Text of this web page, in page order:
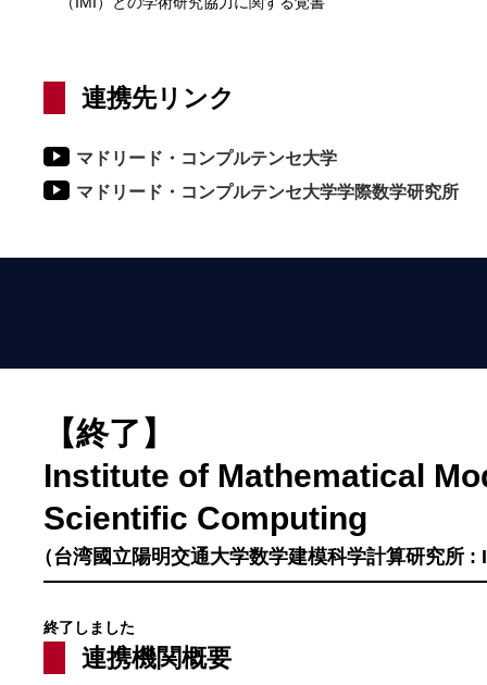
連携先リンク
マドリード・コンプルテンセ大学
マドリード・コンプルテンセ大学学際数学研究所
【終了】
Institute of Mathematical
Scientific Computing
（台湾國立陽明交通大学数学建模科学計算研究所 :
終了しました
連携機関概要